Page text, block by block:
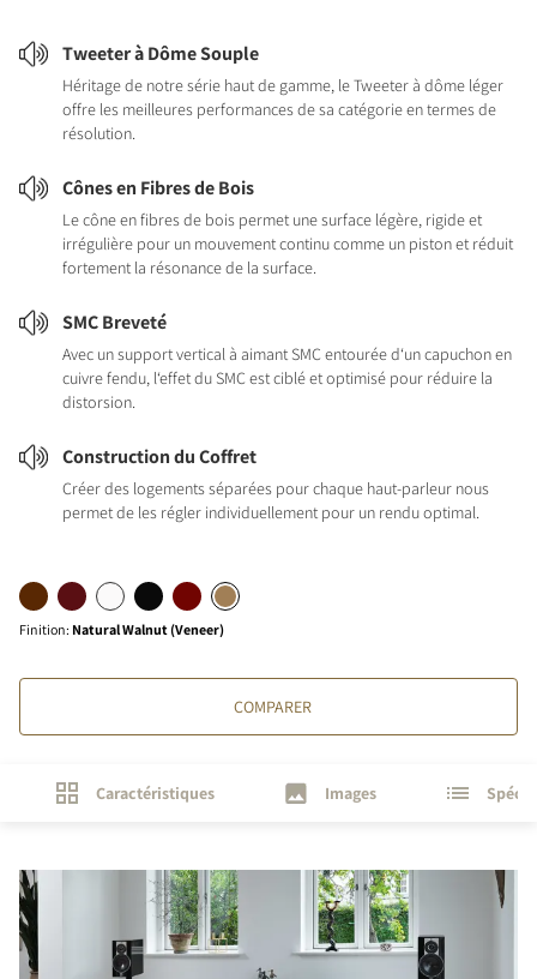
Tweeter à Dôme Souple
Héritage de notre série haut de gamme, le Tweeter à dôme léger
offre les meilleures performances de sa catégorie en termes de
résolution.
Cônes en Fibres de Bois
Le cône en fibres de bois permet une surface légère, rigide et
irrégulière pour un mouvement continu comme un piston et réduit
fortement la résonance de la surface.
SMC Breveté
Avec un support vertical à aimant SMC entourée d‘un capuchon en
cuivre fendu, l‘effet du SMC est ciblé et optimisé pour réduire la
distorsion.
Construction du Coffret
Créer des logements séparées pour chaque haut-parleur nous
permet de les régler individuellement pour un rendu optimal.
Finition: Natural Walnut (Veneer)
COMPARER
Caractéristiques Images